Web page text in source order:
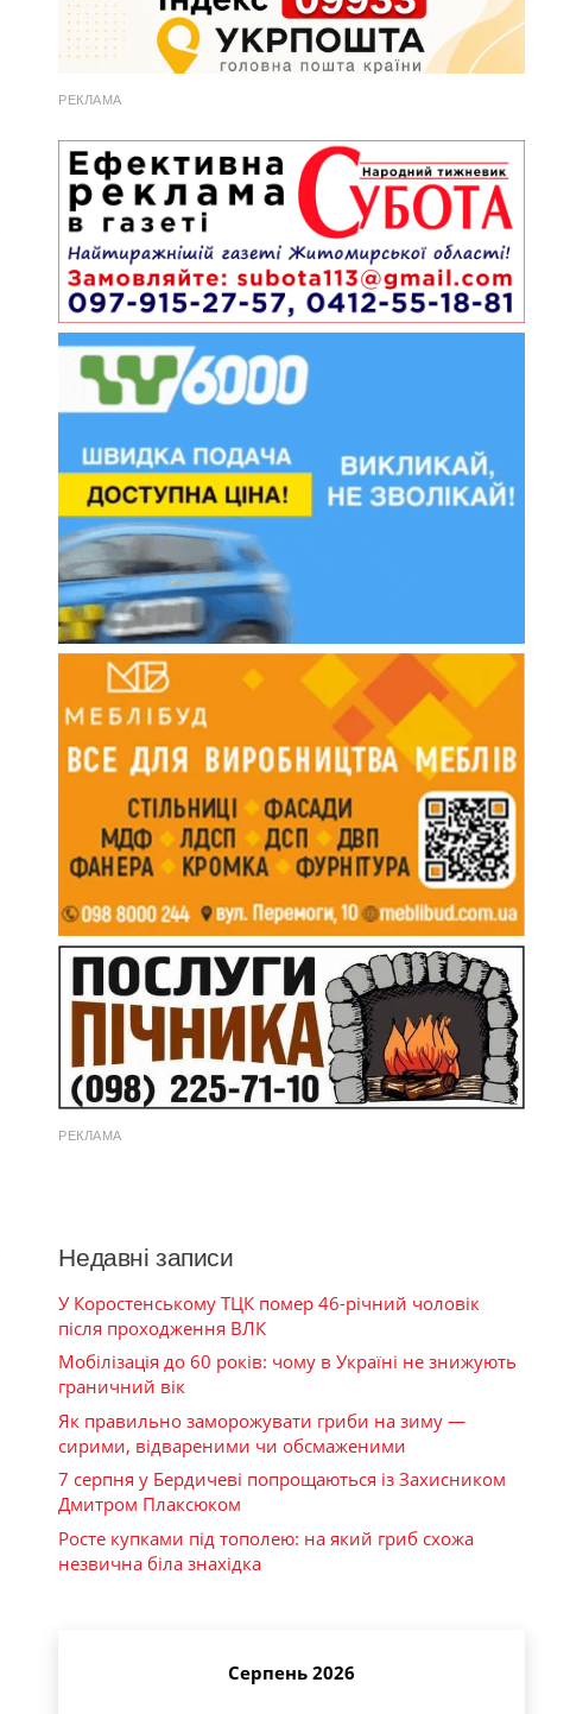
РЕКЛАМА
РЕКЛАМА
Недавні записи
У Коростенському ТЦК помер 46-річний чоловік
після проходження ВЛК
Мобілізація до 60 років: чому в Україні не знижують
граничний вік
Як правильно заморожувати гриби на зиму —
сирими, відвареними чи обсмаженими
7 серпня у Бердичеві попрощаються із Захисником
Дмитром Плаксюком
Росте купками під тополею: на який гриб схожа
незвична біла знахідка
Серпень 2026